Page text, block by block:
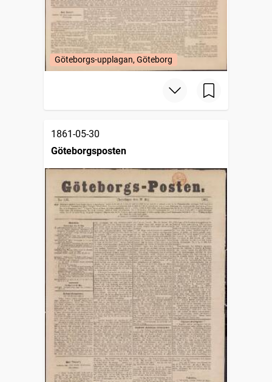
Göteborgs-upplagan, Göteborg
1861-05-30
Göteborgsposten